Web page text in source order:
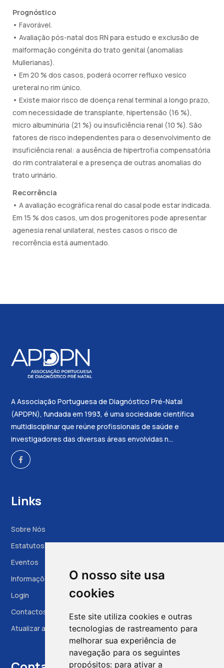
O nosso site usa
cookies
Este site utiliza cookies e outras
tecnologias de rastreamento para
melhorar sua experiência de
navegação para os seguintes
propósitos: para ativar a
Prognóstico
• Favorável.
• Avaliação pós-natal dos RN para estudo e exclusão de
malformação congénita do trato genital (anomalias
Mullerianas).
• Em 20 % dos casos, poderá ocorrer refluxo vesico
ureteral no rim único.
• Existe maior risco de doença renal terminal a longo prazo,
com necessidade de transplante, hipertensão (16 %),
micro albuminúria (21 %) ou insuficiência renal (10 %). São
fatores de risco independentes para o desenvolvimento de
insuficiência renal: a ausência de hipertrofia compensatória
do rim contralateral e a presença de outras anomalias do
trato urinário.
Recorrência
• A avaliação ecográfica renal do casal pode estar indicada.
Em 15 % dos casos, um dos progenitores pode apresentar
agenesia renal unilateral, nestes casos o risco de
recorrência está aumentado.
A Associação Portuguesa de Diagnóstico Pré-Natal
(APDPN), fundada em 1993, é uma sociedade científica
multidisciplinar que reúne profissionais de saúde e
investigadores das diversas áreas envolvidas n...
Links
Sobre Nós
Estatutos
Eventos
Informações à Grávida
Login
Contactos
Atualizar as preferências das cookies